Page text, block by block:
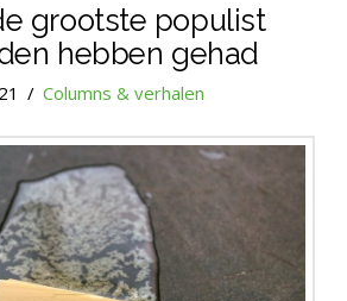
grootste populist
hebben gehad
Columns & verhalen